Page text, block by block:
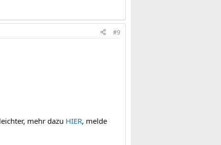
#9
mehr dazu HIER, melde